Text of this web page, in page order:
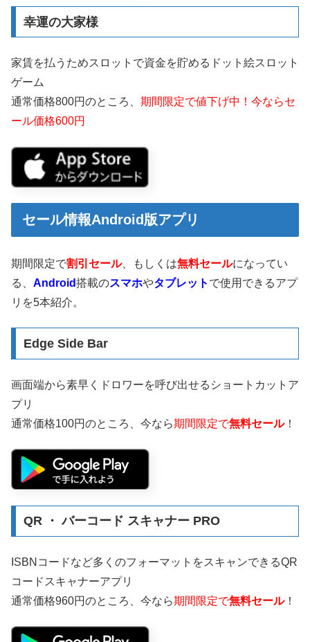
幸運の大家様
家賃を払うためスロットで資金を貯めるドット絵スロット
ゲーム
通常価格800円のところ、 期間限定で値下げ中！今ならセ
ール価格600円
セール情報Android版アプリ
期間限定で割引セール、もしくは無料セールになってい
る、 Android搭載のスマホやタブレット で使用できるアプ
リを5本紹介。
Edge Side Bar
画面端から素早くドロワーを呼び出せるショートカットア
プリ
通常価格100円のところ、今なら期間限定で無料セール！
QR ・ バーコード スキャナー PRO
ISBNコードなど多くのフォーマットをスキャンできるQR
コードスキャナーアプリ
通常価格960円のところ、今なら期間限定で無料セール！